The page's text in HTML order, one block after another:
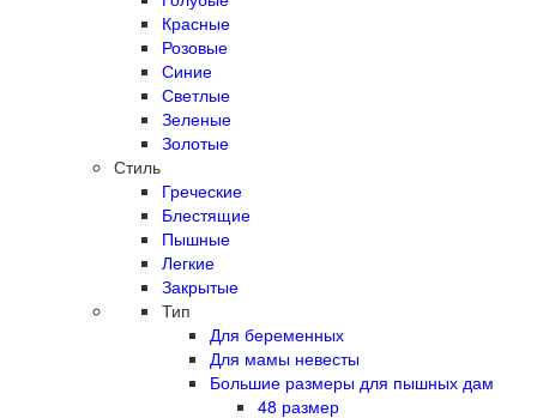
Красные
Розовые
Синие
Светлые
Зеленые
Золотые
Стиль
Греческие
Блестящие
Пышные
Легкие
Закрытые
Тип
Для беременных
Для мамы невесты
Большие размеры для пышных дам
48 размер